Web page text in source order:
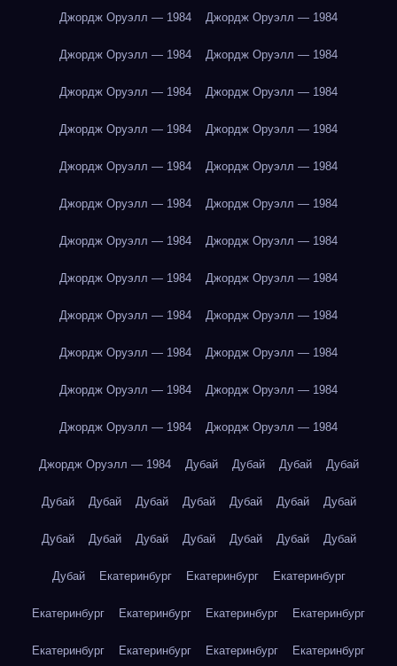
Джордж Оруэлл — 1984 Джордж Оруэлл — 1984
Джордж Оруэлл — 1984 Джордж Оруэлл — 1984
Джордж Оруэлл — 1984 Джордж Оруэлл — 1984
Джордж Оруэлл — 1984 Джордж Оруэлл — 1984
Джордж Оруэлл — 1984 Джордж Оруэлл — 1984
Джордж Оруэлл — 1984 Джордж Оруэлл — 1984
Джордж Оруэлл — 1984 Джордж Оруэлл — 1984
Джордж Оруэлл — 1984 Джордж Оруэлл — 1984
Джордж Оруэлл — 1984 Джордж Оруэлл — 1984
Джордж Оруэлл — 1984 Джордж Оруэлл — 1984
Джордж Оруэлл — 1984 Джордж Оруэлл — 1984
Джордж Оруэлл — 1984 Джордж Оруэлл — 1984
Джордж Оруэлл — 1984 Дубай Дубай Дубай Дубай
Дубай Дубай Дубай Дубай Дубай Дубай Дубай
Дубай Дубай Дубай Дубай Дубай Дубай Дубай
Дубай Екатеринбург Екатеринбург Екатеринбург
Екатеринбург Екатеринбург Екатеринбург Екатеринбург
Екатеринбург Екатеринбург Екатеринбург Екатеринбург